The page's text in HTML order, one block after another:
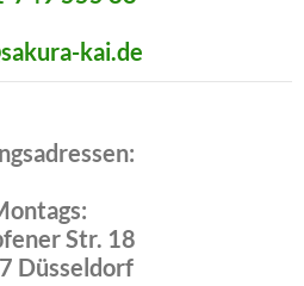
kai.de
Str. 18
Düsseldorf